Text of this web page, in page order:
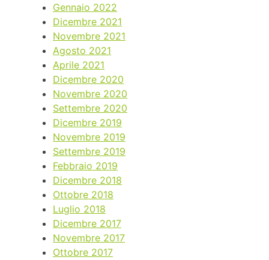
Gennaio 2022
Dicembre 2021
Novembre 2021
Agosto 2021
Aprile 2021
Dicembre 2020
Novembre 2020
Settembre 2020
Dicembre 2019
Novembre 2019
Settembre 2019
Febbraio 2019
Dicembre 2018
Ottobre 2018
Luglio 2018
Dicembre 2017
Novembre 2017
Ottobre 2017